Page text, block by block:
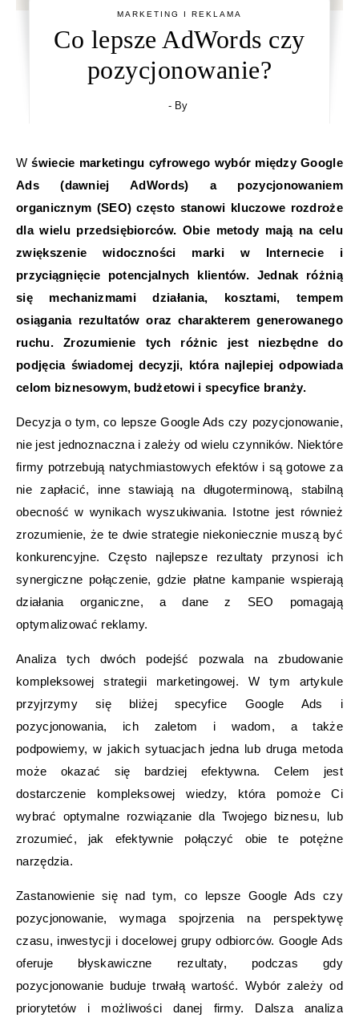
MARKETING I REKLAMA
Co lepsze AdWords czy
pozycjonowanie?
- By
W świecie marketingu cyfrowego wybór między Google
Ads (dawniej AdWords) a pozycjonowaniem
organicznym (SEO) często stanowi kluczowe rozdroże
dla wielu przedsiębiorców. Obie metody mają na celu
zwiększenie widoczności marki w Internecie i
przyciągnięcie potencjalnych klientów. Jednak różnią
się mechanizmami działania, kosztami, tempem
osiągania rezultatów oraz charakterem generowanego
ruchu. Zrozumienie tych różnic jest niezbędne do
podjęcia świadomej decyzji, która najlepiej odpowiada
celom biznesowym, budżetowi i specyfice branży.
Decyzja o tym, co lepsze Google Ads czy pozycjonowanie,
nie jest jednoznaczna i zależy od wielu czynników. Niektóre
firmy potrzebują natychmiastowych efektów i są gotowe za
nie zapłacić, inne stawiają na długoterminową, stabilną
obecność w wynikach wyszukiwania. Istotne jest również
zrozumienie, że te dwie strategie niekoniecznie muszą być
konkurencyjne. Często najlepsze rezultaty przynosi ich
synergiczne połączenie, gdzie płatne kampanie wspierają
działania organiczne, a dane z SEO pomagają
optymalizować reklamy.
Analiza tych dwóch podejść pozwala na zbudowanie
kompleksowej strategii marketingowej. W tym artykule
przyjrzymy się bliżej specyfice Google Ads i
pozycjonowania, ich zaletom i wadom, a także
podpowiemy, w jakich sytuacjach jedna lub druga metoda
może okazać się bardziej efektywna. Celem jest
dostarczenie kompleksowej wiedzy, która pomoże Ci
wybrać optymalne rozwiązanie dla Twojego biznesu, lub
zrozumieć, jak efektywnie połączyć obie te potężne
narzędzia.
Zastanowienie się nad tym, co lepsze Google Ads czy
pozycjonowanie, wymaga spojrzenia na perspektywę
czasu, inwestycji i docelowej grupy odbiorców. Google Ads
oferuje błyskawiczne rezultaty, podczas gdy
pozycjonowanie buduje trwałą wartość. Wybór zależy od
priorytetów i możliwości danej firmy. Dalsza analiza